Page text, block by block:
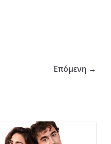
Επόμενη →